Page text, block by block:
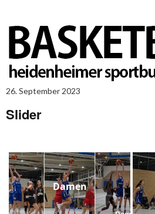
26. September 2023
Slider
Damen